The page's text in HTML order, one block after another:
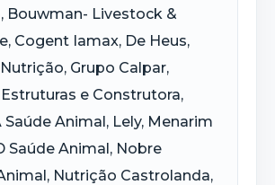
Bouwman- Livestock &
, Cogent Iamax, De Heus,
Grupo Calpar,
e Construtora,
Saúde Animal, Lely, Menarim
Saúde Animal, Nobre
Nutrição Castrolanda,